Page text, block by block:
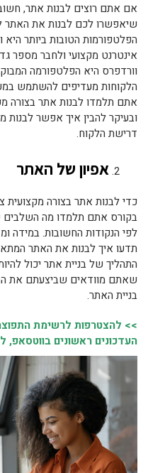
אם אתם רוצים לבנות אתר,
שיאפשרו לכם לבנות את האתר
הפלטפורמות הטובות ביותר
אינטרנט מקצועי ולחבר מספר
וורדפרס היא הפלטפורמה
הלקוחות מעדיפים להשתמש
אתם תלמדו לבנות אתר בצורה
ובעיקר להבין איך אפשר לבנות
דרישת הלקוח.
אפיון של האתר
כדי לבנות אתר בצורה
בקורס אתם תלמדו מה השלבים
לפי הנקודות החשובות. במידה
תדעו איך לבנות את האתר
התהליך של בניית אתר יכול
שאתם מוודאים שביצעתם את
בניית האתר.
>> להצטרפות לרשימת
העדכונים ראשונים בווטסאפ,